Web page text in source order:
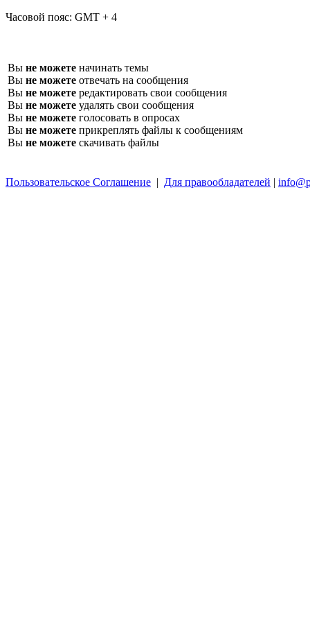
Часовой пояс: GMT + 4
Вы не можете начинать темы
Вы не можете отвечать на сообщения
Вы не можете редактировать свои сообщения
Вы не можете удалять свои сообщения
Вы не можете голосовать в опросах
Вы не можете прикреплять файлы к сообщениям
Вы не можете скачивать файлы
Пользовательское Соглашение | Для правообладателей |